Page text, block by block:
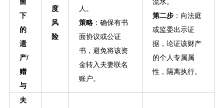
下
的
遗
产/
赠
与
度
风
险
人。
策略：确保有书
面协议或公证
书，避免将该资
金转入夫妻联名
账户。
第二步：向法庭
或监委出示证
据，论证该财产
的个人专属属
性，隔离执行。
夫